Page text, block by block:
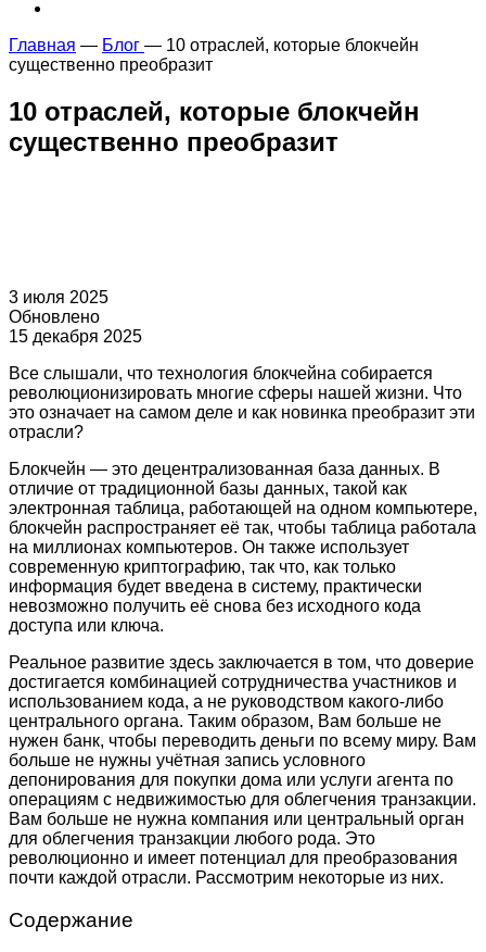
Главная — Блог — 10 отраслей, которые блокчейн
существенно преобразит
10 отраслей, которые блокчейн
существенно преобразит
3 июля 2025
Обновлено
15 декабря 2025
Все слышали, что технология блокчейна собирается
революционизировать многие сферы нашей жизни. Что
это означает на самом деле и как новинка преобразит эти
отрасли?
Блокчейн — это децентрализованная база данных. В
отличие от традиционной базы данных, такой как
электронная таблица, работающей на одном компьютере,
блокчейн распространяет её так, чтобы таблица работала
на миллионах компьютеров. Он также использует
современную криптографию, так что, как только
информация будет введена в систему, практически
невозможно получить её снова без исходного кода
доступа или ключа.
Реальное развитие здесь заключается в том, что доверие
достигается комбинацией сотрудничества участников и
использованием кода, а не руководством какого-либо
центрального органа. Таким образом, Вам больше не
нужен банк, чтобы переводить деньги по всему миру. Вам
больше не нужны учётная запись условного
депонирования для покупки дома или услуги агента по
операциям с недвижимостью для облегчения транзакции.
Вам больше не нужна компания или центральный орган
для облегчения транзакции любого рода. Это
революционно и имеет потенциал для преобразования
почти каждой отрасли. Рассмотрим некоторые из них.
Содержание